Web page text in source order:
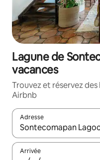
Lagune de
vacances
Trouvez et réservez
Airbnb
Adresse
Lorsque les résultats
Arrivée